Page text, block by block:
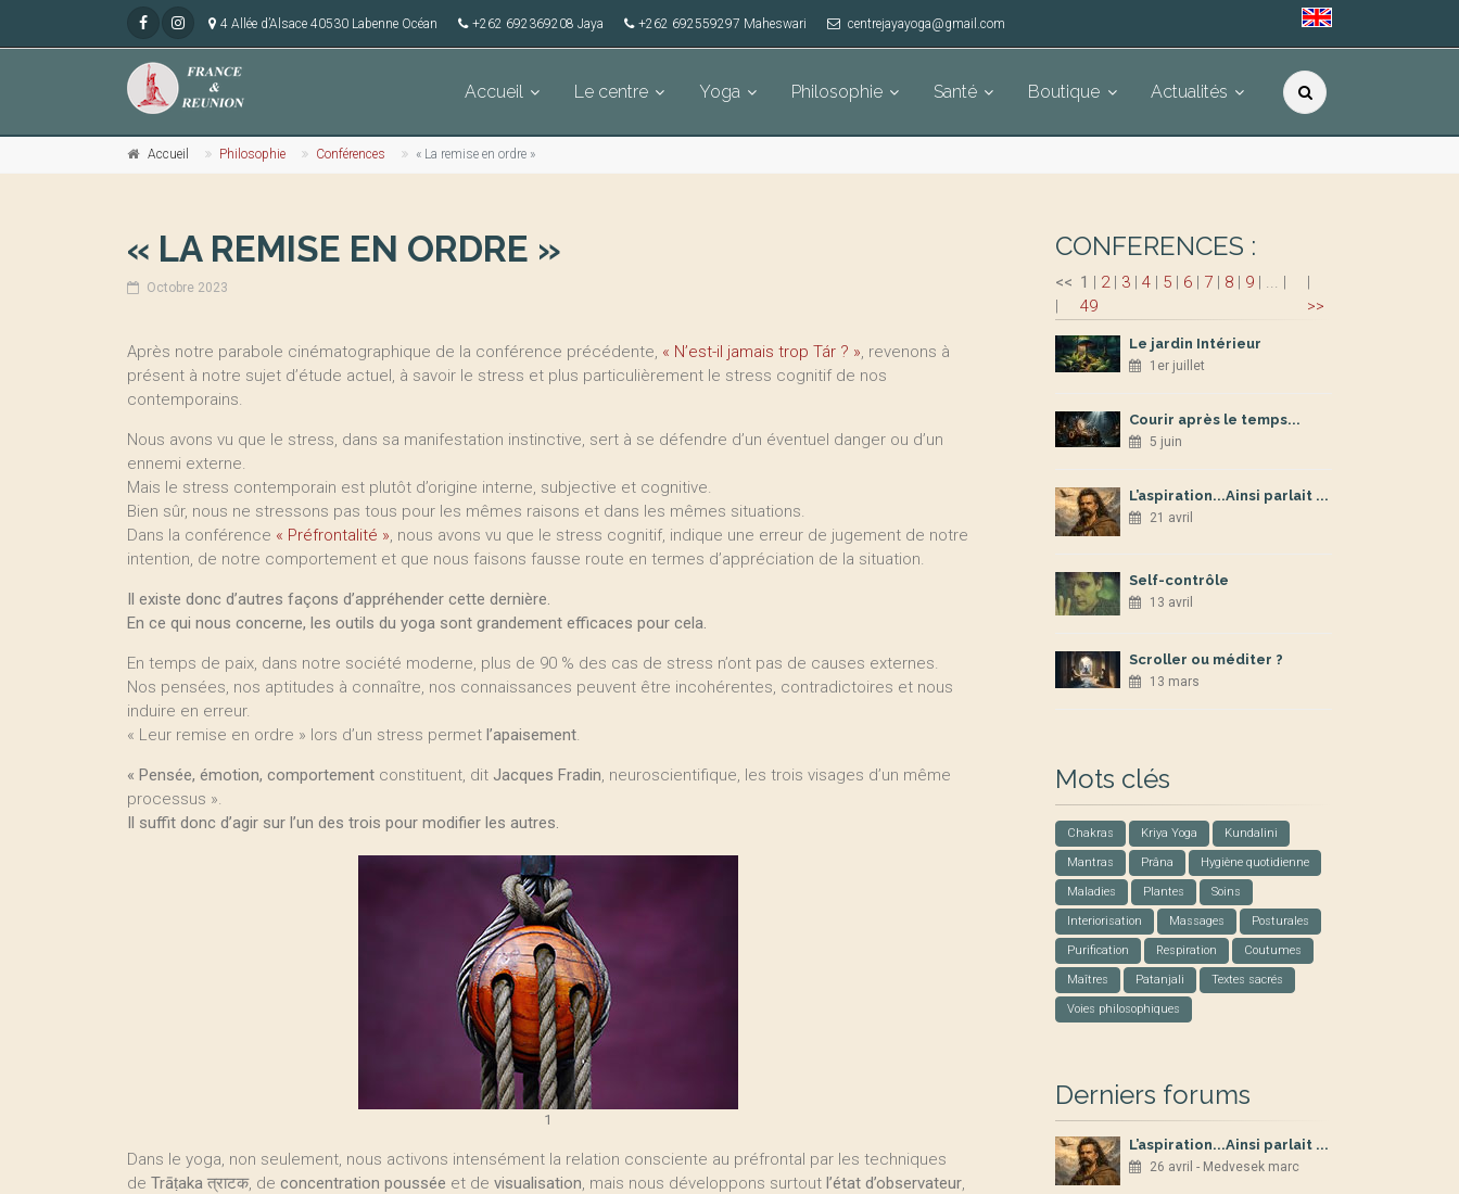
4 Allée d’Alsace 40530 Labenne Océan +262 692369208 Jaya +262 692559297 Maheswari centrejayayoga@gmail.com
Accueil Le centre Yoga Philosophie Santé Boutique Actualités
Accueil Philosophie Conférences « La remise en ordre »
« LA REMISE EN ORDRE »
Octobre 2023
Après notre parabole cinématographique de la conférence précédente, « N’est-il jamais trop Tár ? », revenons à
présent à notre sujet d’étude actuel, à savoir le stress et plus particulièrement le stress cognitif de nos
contemporains.
Nous avons vu que le stress, dans sa manifestation instinctive, sert à se défendre d’un éventuel danger ou d’un
ennemi externe.
Mais le stress contemporain est plutôt d’origine interne, subjective et cognitive.
Bien sûr, nous ne stressons pas tous pour les mêmes raisons et dans les mêmes situations.
Dans la conférence « Préfrontalité », nous avons vu que le stress cognitif, indique une erreur de jugement de notre
intention, de notre comportement et que nous faisons fausse route en termes d’appréciation de la situation.
Il existe donc d’autres façons d’appréhender cette dernière.
En ce qui nous concerne, les outils du yoga sont grandement efficaces pour cela.
En temps de paix, dans notre société moderne, plus de 90 % des cas de stress n’ont pas de causes externes.
Nos pensées, nos aptitudes à connaître, nos connaissances peuvent être incohérentes, contradictoires et nous
induire en erreur.
« Leur remise en ordre » lors d’un stress permet l’apaisement.
« Pensée, émotion, comportement constituent, dit Jacques Fradin, neuroscientifique, les trois visages d’un même
processus ».
Il suffit donc d’agir sur l’un des trois pour modifier les autres.
1
Dans le yoga, non seulement, nous activons intensément la relation consciente au préfrontal par les techniques
de Trāṭaka त्राटक, de concentration poussée et de visualisation, mais nous développons surtout l’état d’observateur,
CONFERENCES :
<<
|
1 | 2| 3| 4| 5| 6| 7| 8| 9| ... |
49
|
>>
Le jardin Intérieur
1er juillet
Courir après le temps...
5 juin
L’aspiration...Ainsi parlait ...
21 avril
Self-contrôle
13 avril
Scroller ou méditer ?
13 mars
Mots clés
Chakras Kriya Yoga Kundalini
Mantras Prâna Hygiène quotidienne
Maladies Plantes Soins
Interiorisation Massages Posturales
Purification Respiration Coutumes
Maîtres Patanjali Textes sacrés
Voies philosophiques
Derniers forums
L’aspiration...Ainsi parlait ...
26 avril - Medvesek marc